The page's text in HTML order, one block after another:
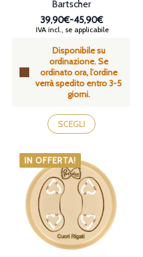
Disponibile su
ordinazione. Se
ordinato ora, l’ordine
verrà spedito entro 3-5
giorni.
Bartscher
39,90€-45,90€
Fascia
prezzo:
da
39,90€
a
45,90€
IVA incl., se applicabile
SCEGLI
Questo
prodotto
ha
varianti.
Le
opzioni
possono
essere
scelte
nella
pagina
del
IN OFFERTA!